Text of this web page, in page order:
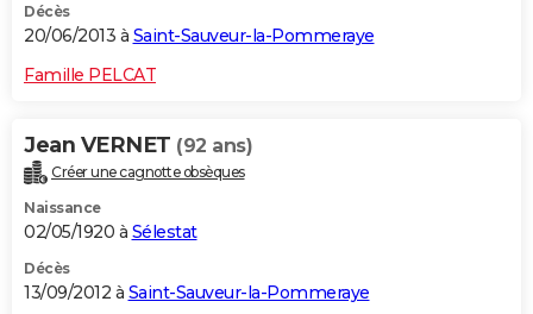
Décès
20/06/2013 à Saint-Sauveur-la-Pommeraye
Famille PELCAT
Jean VERNET (92 ans)
Créer une cagnotte obsèques
Naissance
02/05/1920 à Sélestat
Décès
13/09/2012 à Saint-Sauveur-la-Pommeraye